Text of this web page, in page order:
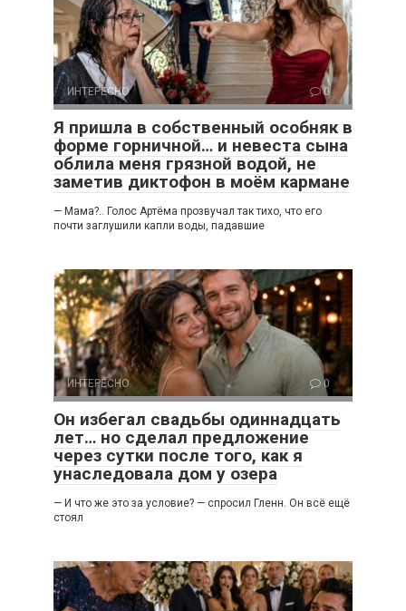
ИНТЕРЕСНО 0
Я пришла в собственный особняк в
форме горничной… и невеста сына
облила меня грязной водой, не
заметив диктофон в моём кармане
— Мама?.. Голос Артёма прозвучал так тихо, что его
почти заглушили капли воды, падавшие
ИНТЕРЕСНО 0
Он избегал свадьбы одиннадцать
лет… но сделал предложение
через сутки после того, как я
унаследовала дом у озера
— И что же это за условие? — спросил Гленн. Он всё ещё
стоял